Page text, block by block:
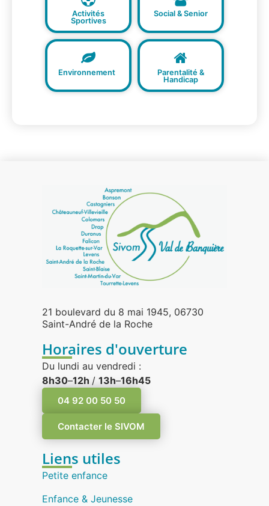
Activités
Sportives
Social & Senior
Environnement
Parentalité &
Handicap
21 boulevard du 8 mai 1945, 06730
Saint-André de la Roche
Horaires d'ouverture
Du lundi au vendredi :
8h30–12h / 13h–16h45
04 92 00 50 50
Contacter le SIVOM
Liens utiles
Petite enfance
Enfance & Jeunesse